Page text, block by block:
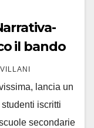
il bando
lancia un
iscritti
secondarie